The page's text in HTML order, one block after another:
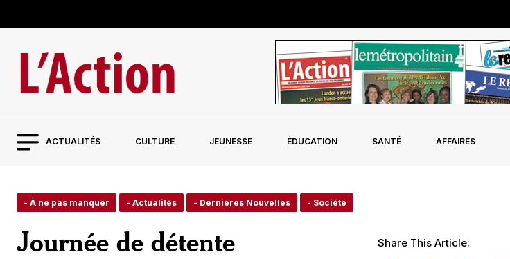
ACTUALITÉS CULTURE JEUNESSE ÉDUCATION SANTÉ AFFAIRES
- À ne pas manquer - Actualités - Derniéres Nouvelles - Société
Journée de détente Share This Article: